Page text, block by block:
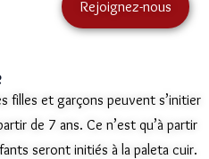
Rejoignez-nous
filles et garçons peuvent s’initier
de 7 ans. Ce n’est qu’à partir
seront initiés à la paleta cuir.